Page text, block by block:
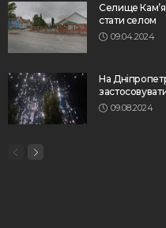
Селище
стати селом
09.04.2024
На
09.08.2024